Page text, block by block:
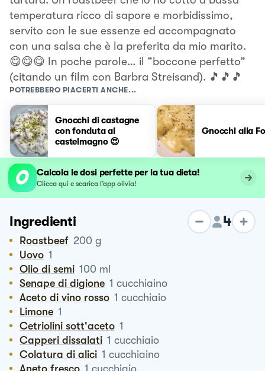
temperatura ricco di sapore e morbidissimo,
servito con le sue essenze ed accompagnato
con una salsa che è la preferita da mio marito.
😋😋😋 In poche parole… il “boccone perfetto”
(citando un film con Barbra Streisand). 🎵🎵🎵
POTREBBERO PIACERTI ANCHE...
Gnocchi di castagne
con fonduta al
castelmagno 😍
Gnocchi alla
Calcola le dosi perfette per la tua dieta!
Clicca qui e scarica l’app olivia!
Ingredienti 4
Roastbeef 200 g
Uovo 1
Olio di semi 100 ml
Senape di digione 1 cucchiaino
Aceto di vino rosso 1 cucchiaio
Limone 1
Cetriolini sott'aceto 1
Capperi dissalati 1 cucchiaio
Colatura di alici 1 cucchiaino
Aneto fresco 1 cucchiaio